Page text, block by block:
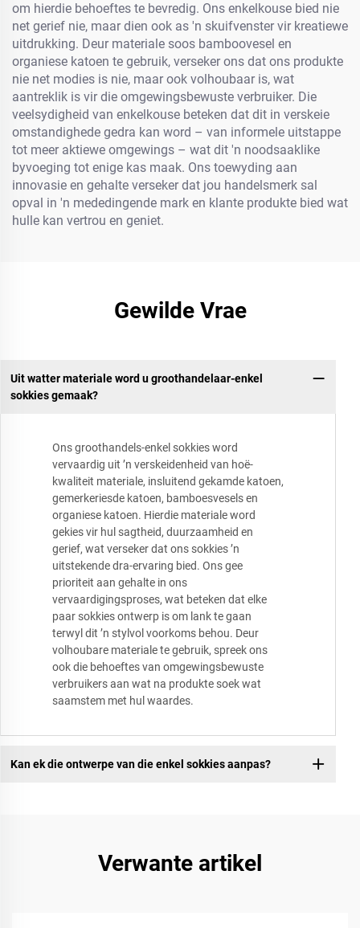
om hierdie behoeftes te bevredig. Ons enkelkouse bied nie
net gerief nie, maar dien ook as 'n skuifvenster vir kreatiewe
uitdrukking. Deur materiale soos bamboovesel en
organiese katoen te gebruik, verseker ons dat ons produkte
nie net modies is nie, maar ook volhoubaar is, wat
aantreklik is vir die omgewingsbewuste verbruiker. Die
veelsydigheid van enkelkouse beteken dat dit in verskeie
omstandighede gedra kan word – van informele uitstappe
tot meer aktiewe omgewings – wat dit 'n noodsaaklike
byvoeging tot enige kas maak. Ons toewyding aan
innovasie en gehalte verseker dat jou handelsmerk sal
opval in 'n mededingende mark en klante produkte bied wat
hulle kan vertrou en geniet.
Gewilde Vrae
Uit watter materiale word u groothandelaar-enkel
sokkies gemaak?
Ons groothandels-enkel sokkies word
vervaardig uit ’n verskeidenheid van hoë-
kwaliteit materiale, insluitend gekamde katoen,
gemerkeriesde katoen, bamboesvesels en
organiese katoen. Hierdie materiale word
gekies vir hul sagtheid, duurzaamheid en
gerief, wat verseker dat ons sokkies ’n
uitstekende dra-ervaring bied. Ons gee
prioriteit aan gehalte in ons
vervaardigingsproses, wat beteken dat elke
paar sokkies ontwerp is om lank te gaan
terwyl dit ’n stylvol voorkoms behou. Deur
volhoubare materiale te gebruik, spreek ons
ook die behoeftes van omgewingsbewuste
verbruikers aan wat na produkte soek wat
saamstem met hul waardes.
Kan ek die ontwerpe van die enkel sokkies aanpas?
Verwante artikel